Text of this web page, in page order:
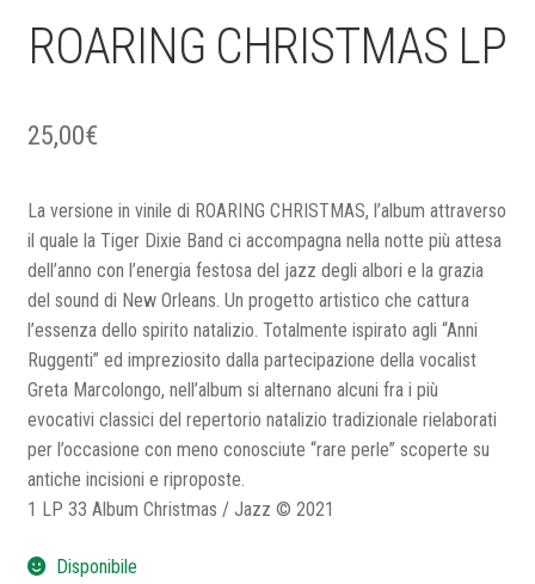
ROARING CHRISTMAS LP
25,00€
La versione in vinile di ROARING CHRISTMAS, l’album attraverso
il quale la Tiger Dixie Band ci accompagna nella notte più attesa
dell’anno con l’energia festosa del jazz degli albori e la grazia
del sound di New Orleans. Un progetto artistico che cattura
l’essenza dello spirito natalizio. Totalmente ispirato agli “Anni
Ruggenti” ed impreziosito dalla partecipazione della vocalist
Greta Marcolongo, nell’album si alternano alcuni fra i più
evocativi classici del repertorio natalizio tradizionale rielaborati
per l’occasione con meno conosciute “rare perle” scoperte su
antiche incisioni e riproposte.
1 LP 33 Album Christmas / Jazz © 2021
Disponibile